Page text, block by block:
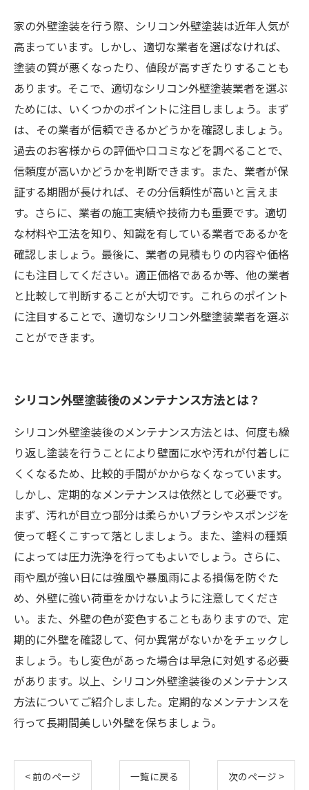
家の外壁塗装を行う際、シリコン外壁塗装は近年人気が
高まっています。しかし、適切な業者を選ばなければ、
塗装の質が悪くなったり、値段が高すぎたりすることも
あります。そこで、適切なシリコン外壁塗装業者を選ぶ
ためには、いくつかのポイントに注目しましょう。まず
は、その業者が信頼できるかどうかを確認しましょう。
過去のお客様からの評価や口コミなどを調べることで、
信頼度が高いかどうかを判断できます。また、業者が保
証する期間が長ければ、その分信頼性が高いと言えま
す。さらに、業者の施工実績や技術力も重要です。適切
な材料や工法を知り、知識を有している業者であるかを
確認しましょう。最後に、業者の見積もりの内容や価格
にも注目してください。適正価格であるか等、他の業者
と比較して判断することが大切です。これらのポイント
に注目することで、適切なシリコン外壁塗装業者を選ぶ
ことができます。
シリコン外壁塗装後のメンテナンス方法とは？
シリコン外壁塗装後のメンテナンス方法とは、何度も繰
り返し塗装を行うことにより壁面に水や汚れが付着しに
くくなるため、比較的手間がかからなくなっています。
しかし、定期的なメンテナンスは依然として必要です。
まず、汚れが目立つ部分は柔らかいブラシやスポンジを
使って軽くこすって落としましょう。また、塗料の種類
によっては圧力洗浄を行ってもよいでしょう。さらに、
雨や風が強い日には強風や暴風雨による損傷を防ぐた
め、外壁に強い荷重をかけないように注意してくださ
い。また、外壁の色が変色することもありますので、定
期的に外壁を確認して、何か異常がないかをチェックし
ましょう。もし変色があった場合は早急に対処する必要
があります。以上、シリコン外壁塗装後のメンテナンス
方法についてご紹介しました。定期的なメンテナンスを
行って長期間美しい外壁を保ちましょう。
< 前のページ 一覧に戻る 次のページ >